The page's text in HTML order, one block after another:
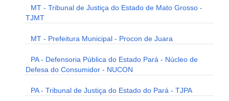
MT - Tribunal de Justiça do Estado de Mato Grosso -
TJMT
MT - Prefeitura Municipal - Procon de Juara
PA - Defensoria Pública do Estado Pará - Núcleo de
Defesa do Consumidor - NUCON
PA - Tribunal de Justiça do Estado do Pará - TJPA